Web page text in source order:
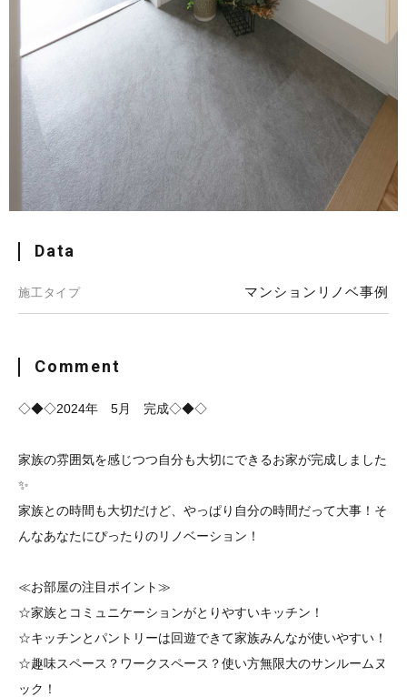
Data
施工タイプ マンションリノベ事例
Comment
◇◆◇2024年 5月 完成◇◆◇
家族の雰囲気を感じつつ自分も大切にできるお家が完成しました
✨
家族との時間も大切だけど、やっぱり自分の時間だって大事！そ
んなあなたにぴったりのリノベーション！
≪お部屋の注目ポイント≫
☆家族とコミュニケーションがとりやすいキッチン！
☆キッチンとパントリーは回遊できて家族みんなが使いやすい！
☆趣味スペース？ワークスペース？使い方無限大のサンルームヌ
ック！